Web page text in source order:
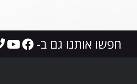
חפשו אותנו גם ב-